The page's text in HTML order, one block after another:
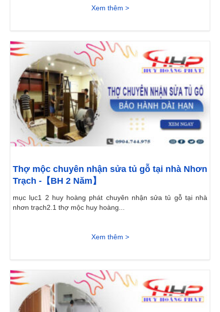
Xem thêm >
Thợ mộc chuyên nhận sửa tủ gỗ tại nhà Nhơn
Trạch -【BH 2 Năm】
mục lục1 2 huy hoàng phát chuyên nhận sửa tủ gỗ tại nhà
nhơn trạch2.1 thợ mộc huy hoàng...
Xem thêm >